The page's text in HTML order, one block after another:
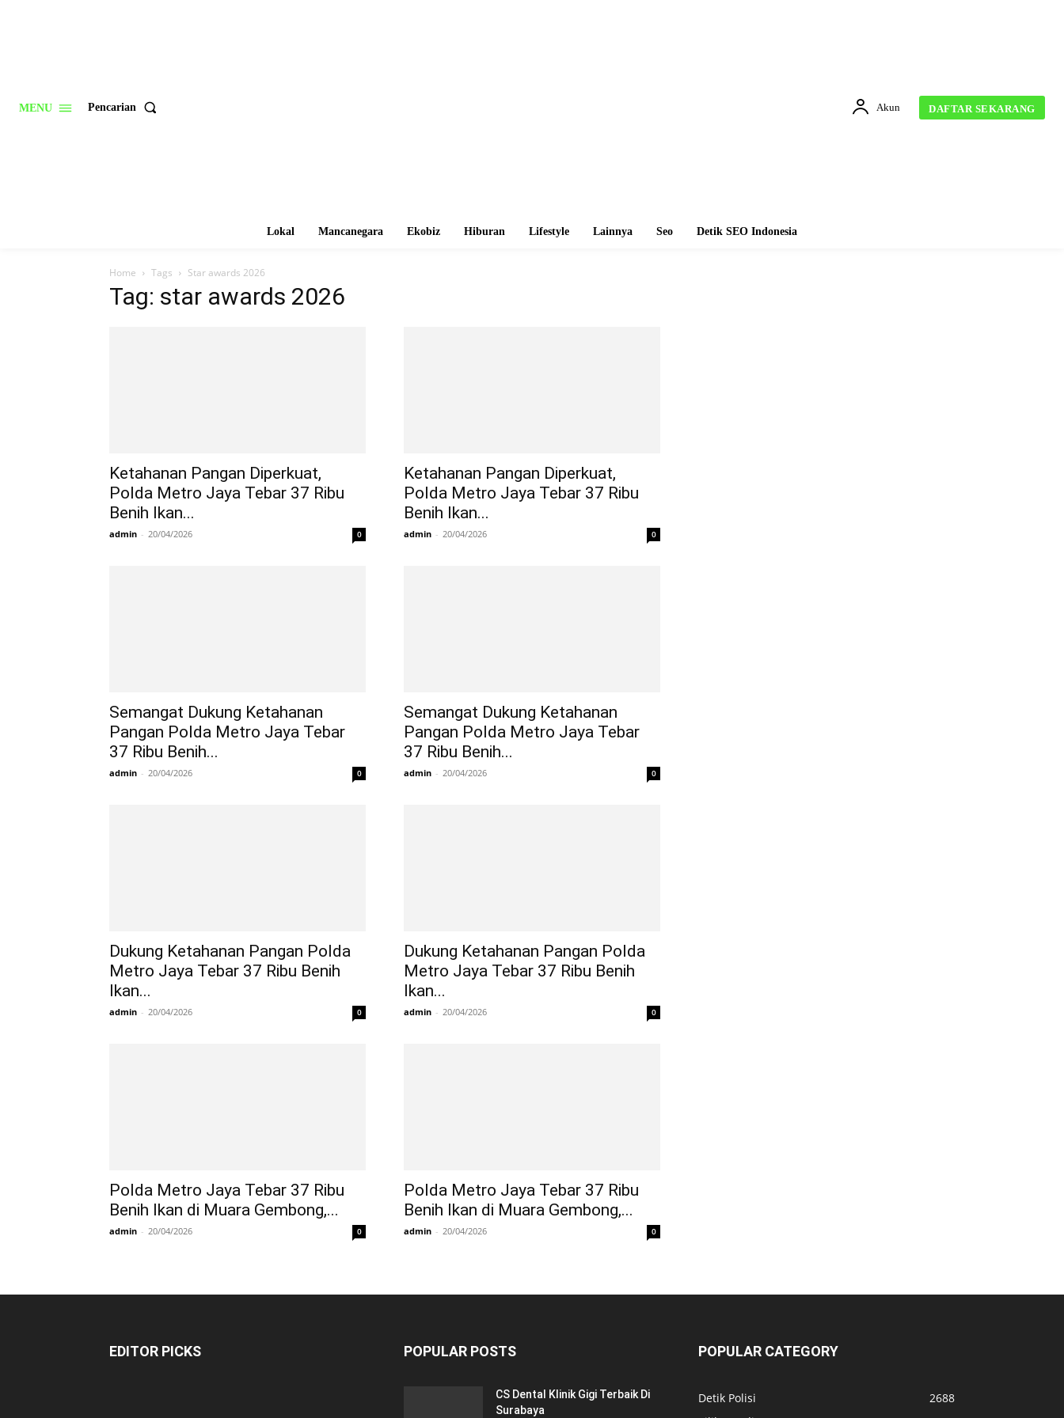
MENU Pencarian Akun DAFTAR SEKARANG
Lokal Mancanegara Ekobiz Hiburan Lifestyle Lainnya Seo Detik SEO Indonesia
Home Tags Star awards 2026
Tag: star awards 2026
Ketahanan Pangan Diperkuat,
Polda Metro Jaya Tebar 37 Ribu
Benih Ikan...
admin - 20/04/2026 0
Ketahanan Pangan Diperkuat,
Polda Metro Jaya Tebar 37 Ribu
Benih Ikan...
admin - 20/04/2026 0
Semangat Dukung Ketahanan
Pangan Polda Metro Jaya Tebar
37 Ribu Benih...
admin - 20/04/2026 0
Semangat Dukung Ketahanan
Pangan Polda Metro Jaya Tebar
37 Ribu Benih...
admin - 20/04/2026 0
Dukung Ketahanan Pangan Polda
Metro Jaya Tebar 37 Ribu Benih
Ikan...
admin - 20/04/2026 0
Dukung Ketahanan Pangan Polda
Metro Jaya Tebar 37 Ribu Benih
Ikan...
admin - 20/04/2026 0
Polda Metro Jaya Tebar 37 Ribu
Benih Ikan di Muara Gembong,...
admin - 20/04/2026 0
Polda Metro Jaya Tebar 37 Ribu
Benih Ikan di Muara Gembong,...
admin - 20/04/2026 0
EDITOR PICKS POPULAR POSTS
CS Dental Klinik Gigi Terbaik Di
Surabaya
POPULAR CATEGORY
Detik Polisi
2688